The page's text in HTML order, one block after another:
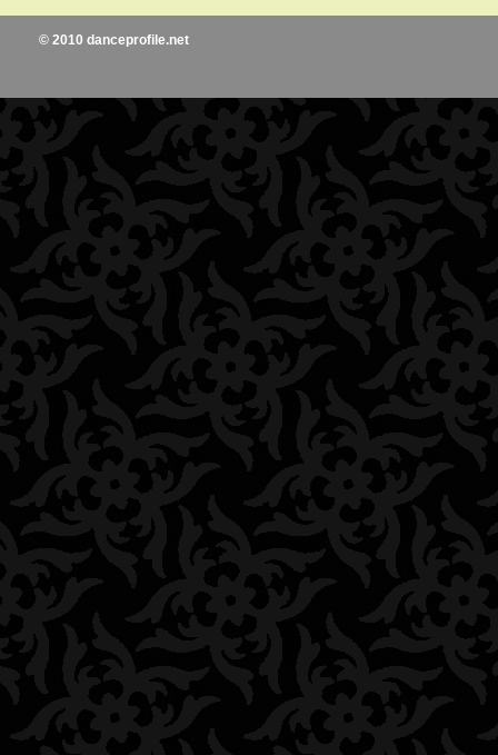
© 2010 danceprofile.net